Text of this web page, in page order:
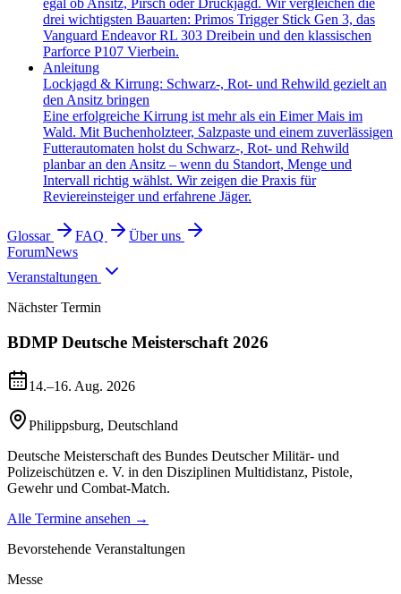
egal ob Ansitz, Pirsch oder Drückjagd. Wir vergleichen die
drei wichtigsten Bauarten: Primos Trigger Stick Gen 3, das
Vanguard Endeavor RL 303 Dreibein und den klassischen
Parforce P107 Vierbein.
Anleitung
Lockjagd & Kirrung: Schwarz-, Rot- und Rehwild gezielt an
den Ansitz bringen
Eine erfolgreiche Kirrung ist mehr als ein Eimer Mais im
Wald. Mit Buchenholzteer, Salzpaste und einem zuverlässigen
Futterautomaten holst du Schwarz-, Rot- und Rehwild
planbar an den Ansitz – wenn du Standort, Menge und
Intervall richtig wählst. Wir zeigen die Praxis für
Reviereinsteiger und erfahrene Jäger.
Glossar FAQ
Über uns
ForumNews
Veranstaltungen
Nächster Termin
BDMP Deutsche Meisterschaft 2026
14.–16. Aug. 2026
Philippsburg, Deutschland
Deutsche Meisterschaft des Bundes Deutscher Militär- und
Polizeischützen e. V. in den Disziplinen Multidistanz, Pistole,
Gewehr und Combat-Match.
Alle Termine ansehen →
Bevorstehende Veranstaltungen
Messe